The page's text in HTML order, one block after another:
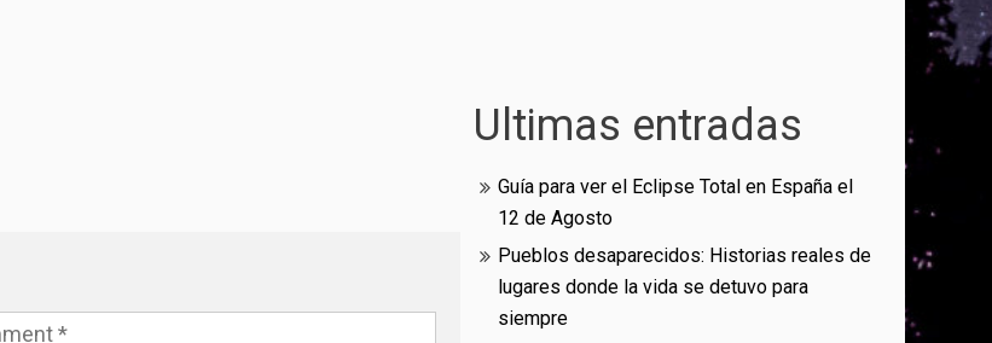
Ultimas entradas
Guía para ver el Eclipse Total en España el
12 de Agosto
Pueblos desaparecidos: Historias reales de
lugares donde la vida se detuvo para
siempre